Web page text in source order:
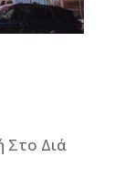
Στο Διά